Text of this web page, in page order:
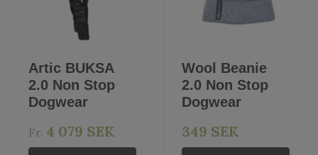
Artic BUKSA
2.0 Non Stop
Dogwear
Fr. 4 079 SEK
Wool Beanie
2.0 Non Stop
Dogwear
349 SEK